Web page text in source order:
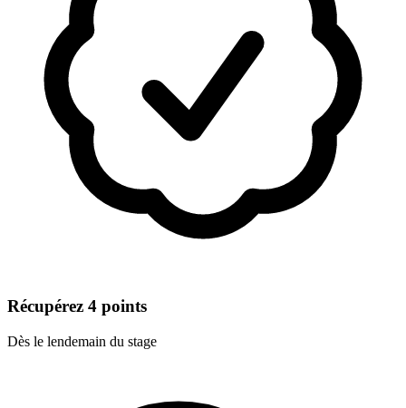
Récupérez 4 points
Dès le lendemain du stage